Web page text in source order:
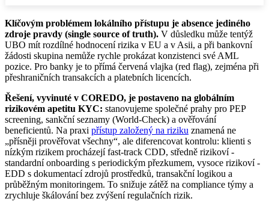
Klíčovým problémem lokálního přístupu je absence jediného
zdroje pravdy (single source of truth). V důsledku může tentýž
UBO mít rozdílné hodnocení rizika v EU a v Asii, a při bankovní
žádosti skupina nemůže rychle prokázat konzistenci své AML
pozice. Pro banky je to přímá červená vlajka (red flag), zejména při
přeshraničních transakcích a platebních licencích.
Řešení, vyvinuté v COREDO, je postaveno na globálním
rizikovém apetitu KYC: stanovujeme společné prahy pro PEP
screening, sankční seznamy (World-Check) a ověřování
beneficientů. Na praxi přístup založený na riziku znamená ne
„přísněji prověřovat všechny“, ale diferencovat kontrolu: klienti s
nízkým rizikem procházejí fast-track CDD, středně rizikoví -
standardní onboarding s periodickým přezkumem, vysoce rizikoví -
EDD s dokumentací zdrojů prostředků, transakční logikou a
průběžným monitoringem. To snižuje zátěž na compliance týmy a
zrychluje škálování bez zvýšení regulačních rizik.